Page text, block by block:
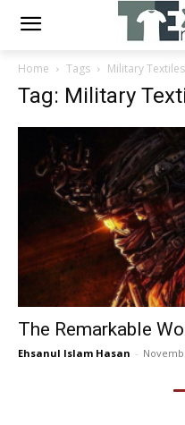
Home Tags Military Textiles
Tag: Military
The Remarkable
Ehsanul Islam Hasan -